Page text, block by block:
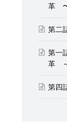
革 〜
第二
第一
革 ～
第四